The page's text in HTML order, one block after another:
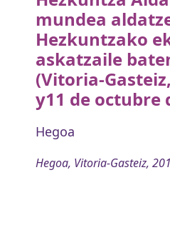
mundea
Hezkuntzako
askatzaile
(Vitoria-
y11 de octubre
Hegoa
Hegoa, Vitoria-Gasteiz,